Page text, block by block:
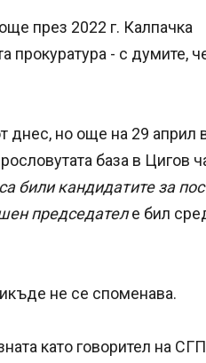
през 2022 г. Калпачка
прокуратура - с думите,
днес, но още на 29 април
база в Цигов
били кандидатите за
председателе бил
не се споменава.
като говорител на СГП